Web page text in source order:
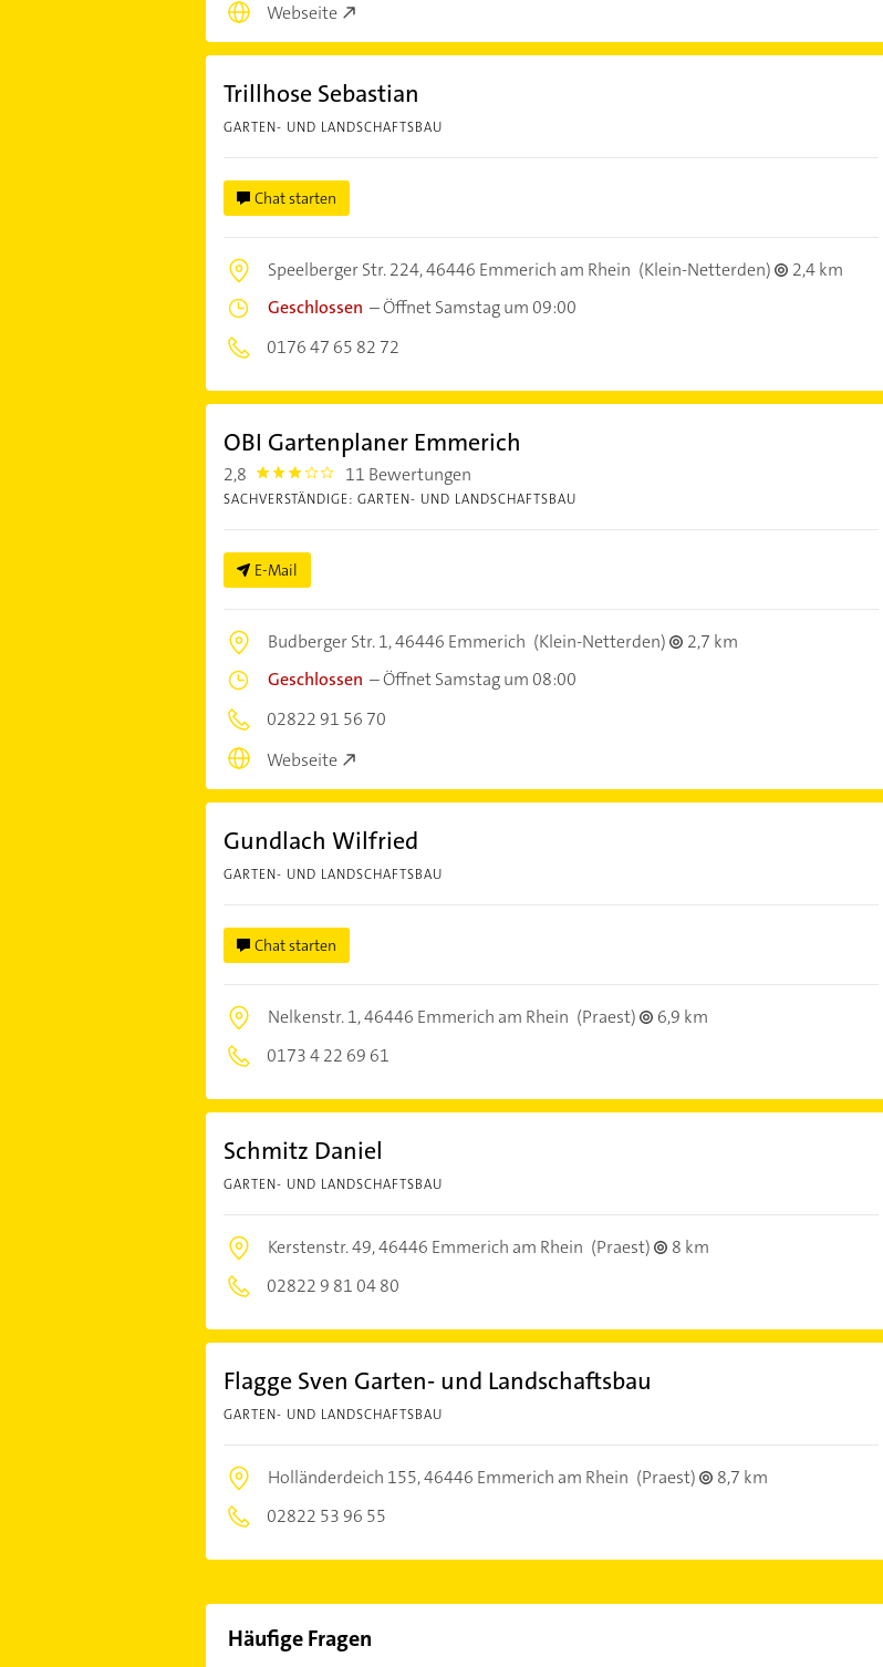
Webseite
Trillhose Sebastian
GARTEN- UND LANDSCHAFTSBAU
Chat starten
Speelberger Str. 224,46446 Emmerich am Rhein (Klein-Netterden)
2,4 km
Geschlossen –Öffnet Samstag um 09:00
0176 47 65 82 72
OBI Gartenplaner Emmerich
2,8 2.8 11 Bewertungen
SACHVERSTÄNDIGE: GARTEN- UND LANDSCHAFTSBAU
E-Mail
Budberger Str. 1,46446 Emmerich (Klein-Netterden)
2,7 km
Geschlossen –Öffnet Samstag um 08:00
02822 91 56 70
Webseite
Gundlach Wilfried
GARTEN- UND LANDSCHAFTSBAU
Chat starten
Nelkenstr. 1,46446 Emmerich am Rhein (Praest)
6,9 km
0173 4 22 69 61
Schmitz Daniel
GARTEN- UND LANDSCHAFTSBAU
Kerstenstr. 49,46446 Emmerich am Rhein (Praest)
8 km
02822 9 81 04 80
Flagge Sven Garten- und Landschaftsbau
GARTEN- UND LANDSCHAFTSBAU
Holländerdeich 155,46446 Emmerich am Rhein (Praest)
8,7 km
02822 53 96 55
Häufige Fragen